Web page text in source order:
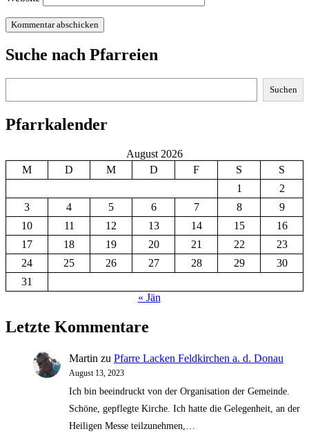
Suche nach Pfarreien
Suchen
Pfarrkalender
August 2026
M
D M D F S
S
1
2
3
4 5 6 7 8
9
10
11 12 13 14 15
16
17
18 19 20 21 22
23
24
25 26 27 28 29
30
31
« Jän
Letzte Kommentare
Martin zu Pfarre Lacken Feldkirchen a. d. Donau
August 13, 2023
Ich bin beeindruckt von der Organisation der Gemeinde.
Schöne, gepflegte Kirche. Ich hatte die Gelegenheit, an der
Heiligen Messe teilzunehmen,…